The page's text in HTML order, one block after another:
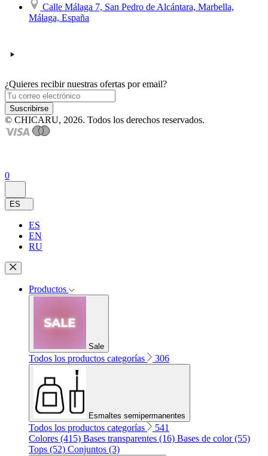
Calle Málaga 7, San Pedro de Alcántara, Marbella,
Málaga, España
¿Quieres recibir nuestras ofertas por email?
Suscribirse
© CHICARU, 2026. Todos los derechos reservados.
0
ES
ES
EN
RU
Productos
Sale
Todos los productos categorías 306
Esmaltes semipermanentes
Todos los productos categorías
541
Colores (415) Bases transparentes (16) Bases de color (55)
Tops (52) Conjuntos (3)